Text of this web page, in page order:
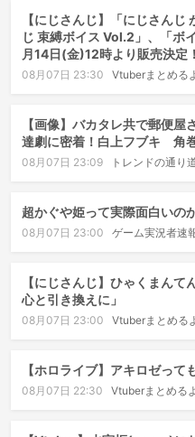
【にじさんじ】「にじさん
じ 束縛ボイス Vol.2」、「
月14日(金)12時より販売決定！
08月07日 23:30 Vtuberまとめる
【画像】バカタレ共で郵便
達劇に密着！白上フブキ 角
08月07日 23:09 トレンドの通り
超かぐや姫って実際面白いの
08月07日 23:00 ゲーム実況者速
【にじさんじ】ひゃくまん
心と引き換えに」
08月07日 23:00 Vtuberまとめる
【ホロライブ】アキロゼって
08月07日 22:30 Vtuberまとめる